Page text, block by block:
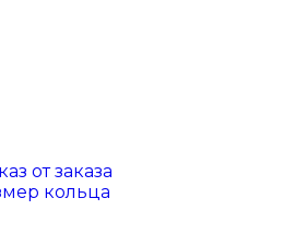
от заказа
кольца